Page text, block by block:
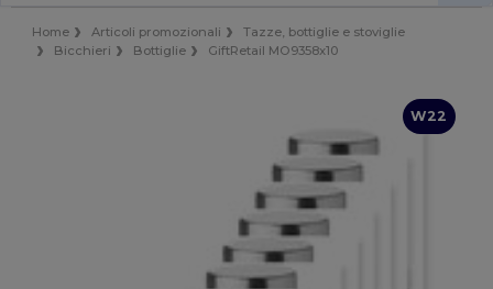
Home Articoli promozionali
Tazze, bottiglie e stoviglie
Bicchieri
Bottiglie GiftRetail MO9358x10
W22